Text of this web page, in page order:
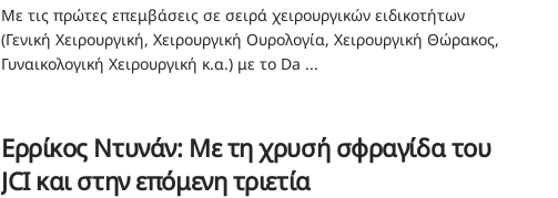
Με τις πρώτες επεμβάσεις σε σειρά χειρουργικών ειδικοτήτων
(Γενική Χειρουργική, Χειρουργική Ουρολογία, Χειρουργική Θώρακος,
Γυναικολογική Χειρουργική κ.α.) με το Da ...
Ερρίκος Ντυνάν: Με τη χρυσή σφραγίδα του
JCI και στην επόμενη τριετία